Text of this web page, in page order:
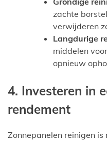
zachte
verwijderen
Langdurige
middelen
opnieuw
4. Investeren in
rendement
Zonnepanelen reinigen